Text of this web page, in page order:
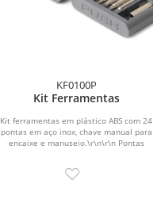
KF0100P
Kit Ferramentas
Kit ferramentas em plástico ABS com 24
pontas em aço inox, chave manual para
encaixe e manuseio.\r\n\r\n Pontas